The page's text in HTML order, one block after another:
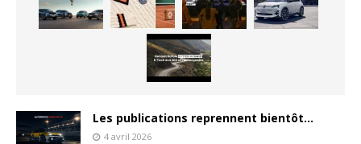
Les publications reprennent bientôt…
4 avril 2026